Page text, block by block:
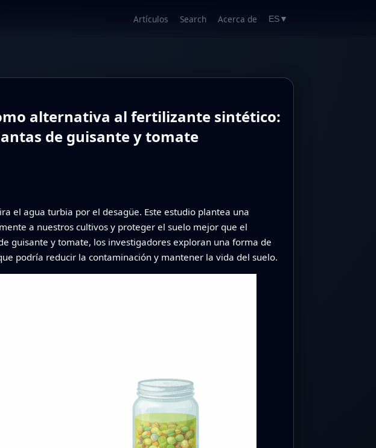
Artículos Search Acerca de ES ▼
alternativa al fertilizante sintético:
de guisante y tomate
el agua turbia por el desagüe. Este estudio plantea una
a nuestros cultivos y proteger el suelo mejor que el
guisante y tomate, los investigadores exploran una forma de
podría reducir la contaminación y mantener la vida del suelo.